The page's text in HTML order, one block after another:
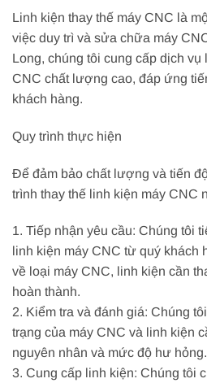
Linh kiện thay thế máy CNC là
việc duy trì và sửa chữa máy
Long, chúng tôi cung cấp dịch vụ
CNC chất lượng cao, đáp ứng
khách hàng.
Quy trình thực hiện
Để đảm bảo chất lượng và tiến
trình thay thế linh kiện máy CNC
1. Tiếp nhận yêu cầu: Chúng tôi
linh kiện máy CNC từ quý khách
về loại máy CNC, linh kiện cần
hoàn thành.
2. Kiểm tra và đánh giá: Chúng
trạng của máy CNC và linh kiện
nguyên nhân và mức độ hư hỏng.
3. Cung cấp linh kiện: Chúng tôi